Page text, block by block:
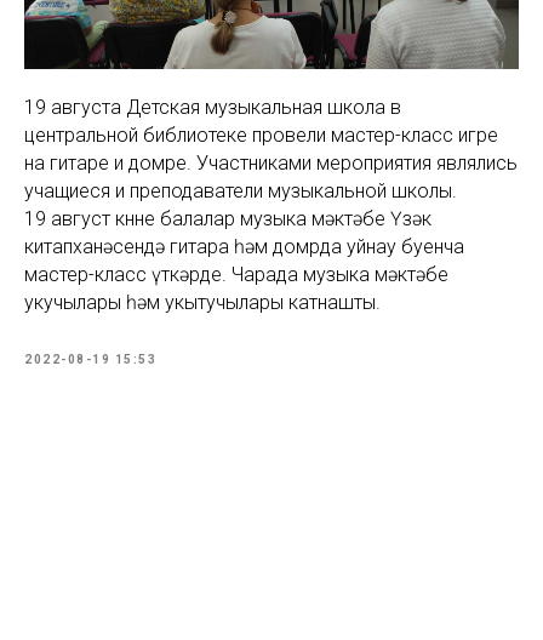
19 августа Детская музыкальная школа в
центральной библиотеке провели мастер-класс игре
на гитаре и домре. Участниками мероприятия являлись
учащиеся и преподаватели музыкальной школы.
19 август көнне балалар музыка мәктәбе Үзәк
китапханәсендә гитара һәм домрда уйнау буенча
мастер-класс үткәрде. Чарада музыка мәктәбе
укучылары һәм укытучылары катнашты.
2022-08-19 15:53